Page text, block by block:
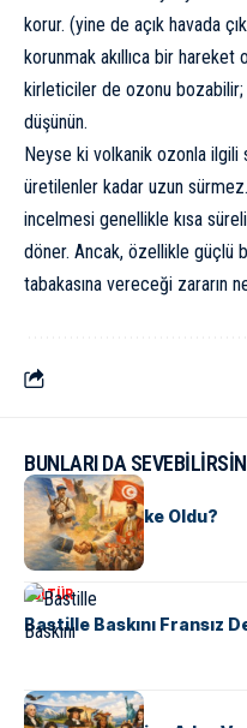
korur. (yine de açık havada
korunmak akıllıca bir hareket
kirleticiler de ozonu
düşünün.
Neyse ki volkanik ozonla ilgili
üretilenler kadar uzun
incelmesi genellikle kısa
döner. Ancak, özellikle güçlü
tabakasına vereceği zararın
BUNLARI DA SEVEBİLİRSİN
KÜLTÜR
Tunus Nasıl Ülke Oldu?
KÜLTÜR
Bastille Baskını Fransız
KÜLTÜR